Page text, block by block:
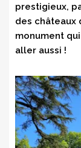
prestigieux,
des châteaux
monument
aller aussi !